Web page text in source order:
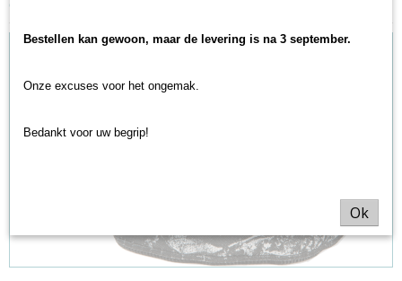
Gitaarriem Jimi Hendrix JH10 Authentic Hendrix -Mankowitz
Bestellen kan gewoon, maar de levering is na 3 september.
Onze excuses voor het ongemak.
Bedankt voor uw begrip!
Ok